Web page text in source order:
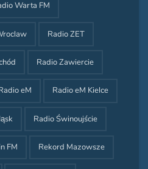
Warta FM
Radio ZET
Radio Zawiercie
eM Radio eM Kielce
Radio Świnoujście
FM Rekord Mazowsze